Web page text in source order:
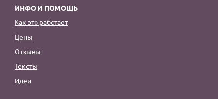
ИНФО И ПОМОЩЬ
Как это работает
Цены
Отзывы
Тексты
Идеи